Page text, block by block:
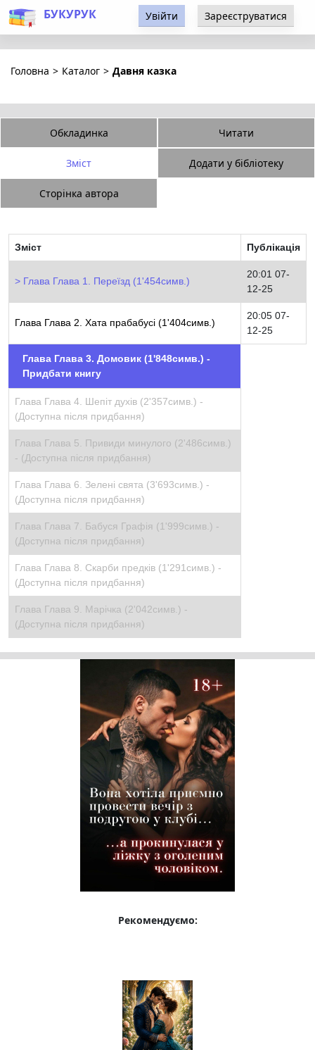
БУКУРУК Увійти Зареєструватися
Головна > Каталог > Давня казка
Обкладинка Читати
Зміст Додати у бібліотеку
Сторінка автора
Зміст Публікація
Глава Глава 1. Переїзд (1'454симв.)
20:01 07-
12-25
Глава Глава 2. Хата прабабусі (1'404симв.)
20:05 07-
12-25
Глава Глава 3. Домовик (1'848симв.) -
Придбати книгу
Глава Глава 4. Шепіт духів (2'357симв.) -
(Доступна після придбання)
Глава Глава 5. Привиди минулого (2'486симв.)
- (Доступна після придбання)
Глава Глава 6. Зелені свята (3'693симв.) -
(Доступна після придбання)
Глава Глава 7. Бабуся Графія (1'999симв.) -
(Доступна після придбання)
Глава Глава 8. Скарби предків (1'291симв.) -
(Доступна після придбання)
Глава Глава 9. Марічка (2'042симв.) -
(Доступна після придбання)
Рекомендуємо: